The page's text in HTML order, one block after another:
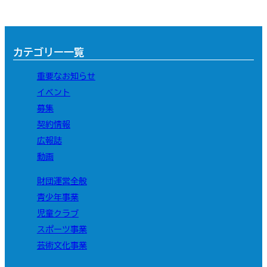
カテゴリー一覧
重要なお知らせ
イベント
募集
契約情報
広報誌
動画
財団運営全般
青少年事業
児童クラブ
スポーツ事業
芸術文化事業